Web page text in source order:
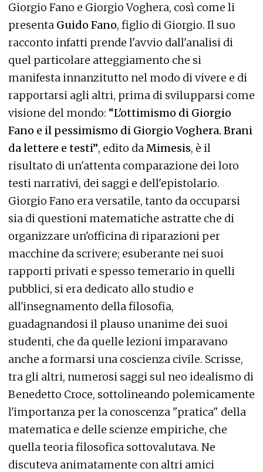
Giorgio Fano e Giorgio Voghera, così come li
presenta Guido Fano, figlio di Giorgio. Il suo
racconto infatti prende l'avvio dall'analisi di
quel particolare atteggiamento che si
manifesta innanzitutto nel modo di vivere e di
rapportarsi agli altri, prima di svilupparsi come
visione del mondo: “L'ottimismo di Giorgio
Fano e il pessimismo di Giorgio Voghera. Brani
da lettere e testi”, edito daMimesis, è il
risultato di un'attenta comparazione dei loro
testi narrativi, dei saggi e dell'epistolario.
Giorgio Fano era versatile, tanto da occuparsi
sia di questioni matematiche astratte che di
organizzare un'officina di riparazioni per
macchine da scrivere; esuberante nei suoi
rapporti privati e spesso temerario in quelli
pubblici, si era dedicato allo studio e
all'insegnamento della filosofia,
guadagnandosi il plauso unanime dei suoi
studenti, che da quelle lezioni imparavano
anche a formarsi una coscienza civile. Scrisse,
tra gli altri, numerosi saggi sul neo idealismo di
Benedetto Croce, sottolineando polemicamente
l'importanza per la conoscenza "pratica" della
matematica e delle scienze empiriche, che
quella teoria filosofica sottovalutava. Ne
discuteva animatamente con altri amici